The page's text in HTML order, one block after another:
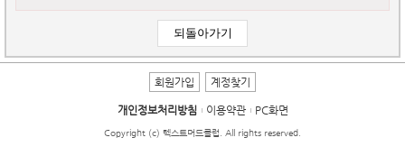
회원가입 계정찾기
개인정보처리방침 이용약관 PC화면
Copyright (c) 텍스트머드클럽. All rights reserved.